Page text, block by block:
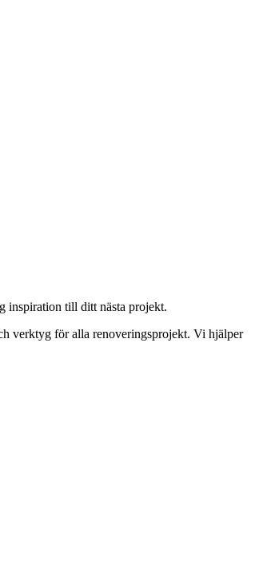
inspiration till ditt nästa projekt.
verktyg för alla renoveringsprojekt. Vi hjälper